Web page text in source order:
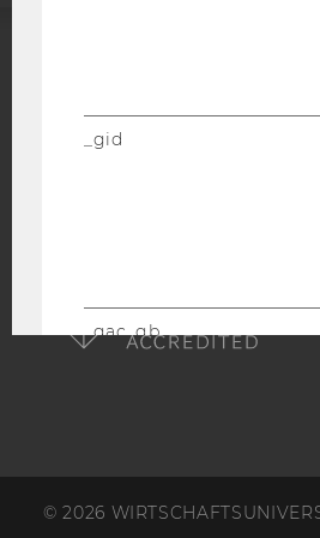
© 2026
_gid
_gac_gb